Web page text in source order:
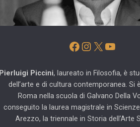
Facebook
Instagram
X
Pierluigi Piccini, laureato in Filosofia, è
dell’arte e di cultura contemporanea. Si
Roma nella scuola di Galvano Della
conseguito la laurea magistrale in
Arezzo, la triennale in Storia dell’Arte